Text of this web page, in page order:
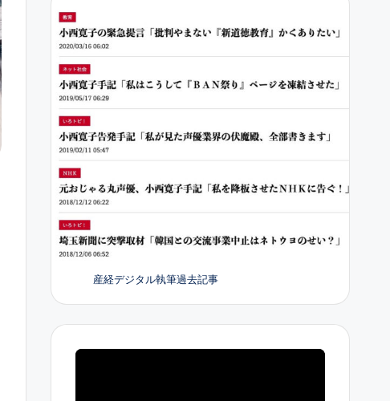
産経デジタル執筆過去記事